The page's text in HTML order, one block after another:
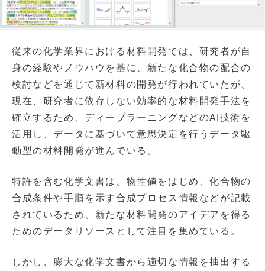
従来の化学業界における材料開発では、研究者が自
身の経験やノウハウを基に、新たな化合物の配合の
検討などを通じて新材料の開発が行われていたが、
現在、研究者に依存しない効率的な材料開発手法を
確立するため、ディープラーニングなどのAI技術を
活用し、データに基づいて意思決定を行うデータ駆
動型の材料開発が進んでいる。
特許を含む化学文書は、物性値をはじめ、化合物の
合成条件や手順を示す合成プロセス情報などが記載
されているため、新たな材料開発のアイデアを得る
ためのデータリソースとして注目を集めている。
しかし、膨大な化学文書から適切な情報を抽出する